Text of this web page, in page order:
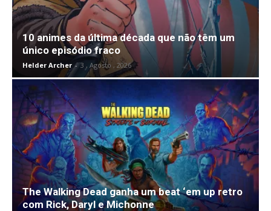
10 animes da última década que não têm um
único episódio fraco
Helder Archer - 3 , Agosto , 2026
The Walking Dead ganha um beat ‘em up retro
com Rick, Daryl e Michonne